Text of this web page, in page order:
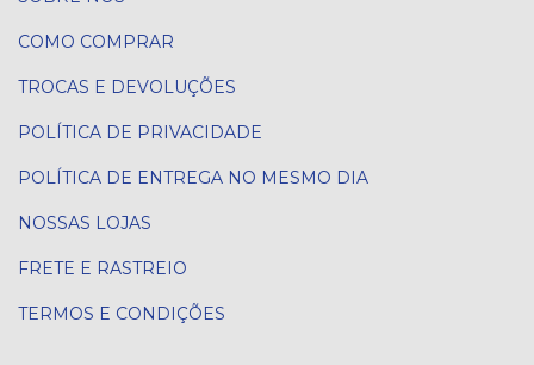
COMO COMPRAR
TROCAS E DEVOLUÇÕES
POLÍTICA DE PRIVACIDADE
POLÍTICA DE ENTREGA NO MESMO DIA
NOSSAS LOJAS
FRETE E RASTREIO
TERMOS E CONDIÇÕES